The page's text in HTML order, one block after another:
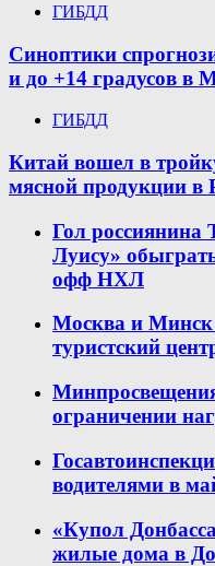
ГИБДД
Синоптики
и до +14 градусов в
ГИБДД
Китай вошел в
мясной продукции в
Гол россиянина
Луису»
офф НХЛ
Москва и Минск
туристский
ограничении
водителями в
«Купол
жилые дома в